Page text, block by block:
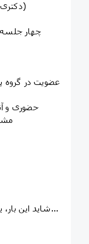
(دکتری روانشناسی، استاد دانشگاه و زوج‌درمانگر)
📅 چهار جلسه تعاملی | ۲۳ و
✅ عضویت در
📍 حضوری و
🏢
💜 شاید این بار، یاد گرفتن عشق، زیباتر از تجربه‌اش باشه...